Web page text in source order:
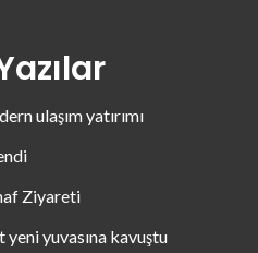
ulaşım yatırımı
Ziyareti
yuvasına kavuştu